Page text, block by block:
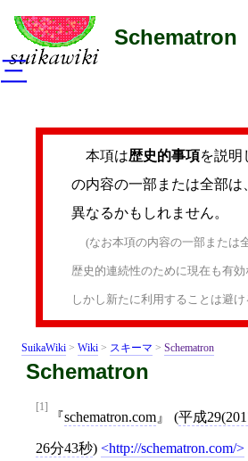
Schematron
本項は歴史的事項を説明
の内容の一部または全部は
異なるかもしれません。
(なお本項の内容の一部または
歴史的連続性のために現在も有効
しかし新たに利用することは避
SuikaWiki > Wiki > スキーマ > Schematron
Schematron
[1]
schematron.com (平成
26分43秒) http://schematron.com/
三